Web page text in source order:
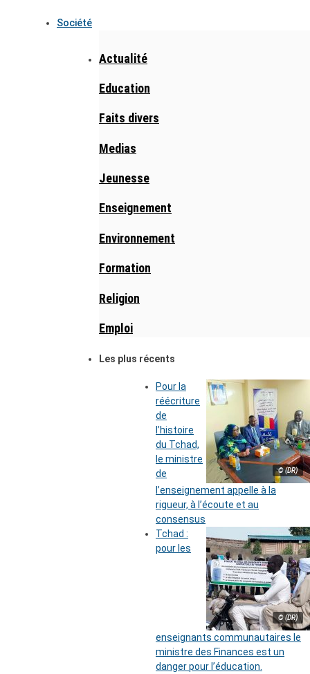
Société
Actualité
Education
Faits divers
Medias
Jeunesse
Enseignement
Environnement
Formation
Religion
Emploi
Les plus récents
© (DR)
Pour la
réécriture
de
l’histoire
du Tchad,
le ministre
de
l’enseignement appelle à la
rigueur, à l’écoute et au
consensus
© (DR)
Tchad :
pour les
enseignants communautaires le
ministre des Finances est un
danger pour l’éducation.